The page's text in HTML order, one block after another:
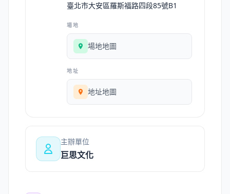
臺北市大安區羅斯福路四段85號B1
場地
場地地圖
地址
地址地圖
主辦單位
巨思文化